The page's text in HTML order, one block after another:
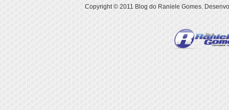
Copyright © 2011 Blog do Raniele Gomes .